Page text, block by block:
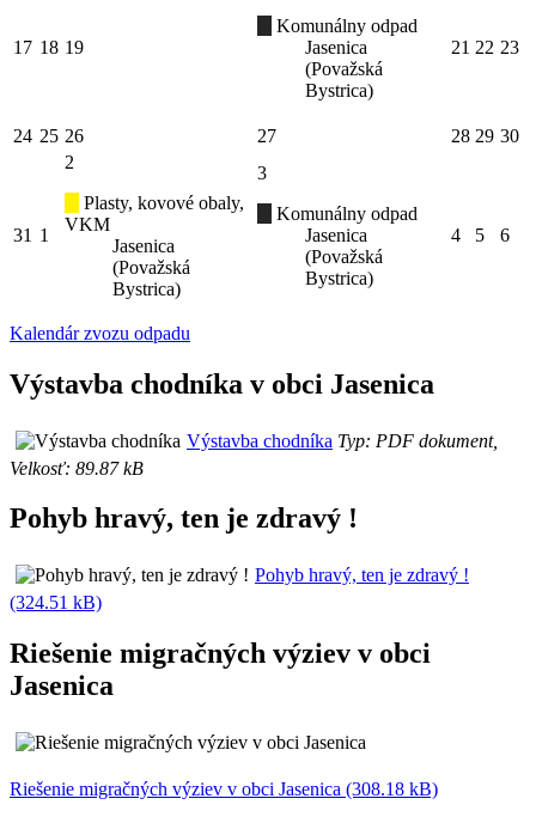
17 18 19
Komunálny odpad
Jasenica
(Považská
Bystrica)
21 22 23
24 25 26 27 28 29 30
31 1
2
Plasty, kovové obaly,
VKM
Jasenica
(Považská
Bystrica)
3
Komunálny odpad
Jasenica
(Považská
Bystrica)
4 5 6
Kalendár zvozu odpadu
Výstavba chodníka v obci Jasenica
Výstavba chodníka Typ: PDF dokument,
Velkosť: 89.87 kB
Pohyb hravý, ten je zdravý !
Pohyb hravý, ten je zdravý !
(324.51 kB)
Riešenie migračných výziev v obci
Jasenica
Riešenie migračných výziev v obci Jasenica (308.18 kB)